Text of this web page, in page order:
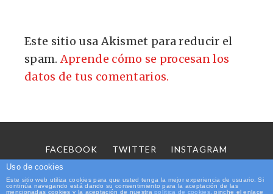
Este sitio usa Akismet para reducir el
spam.Aprende cómo se procesan los
datos de tus comentarios.
FACEBOOK TWITTER
INSTAGRAM
Uso de cookies
Este sitio web utiliza cookies para que usted tenga la mejor experiencia de usuario. Si
continúa navegando está dando su consentimiento para la aceptación de las
mencionadas cookies y la aceptación de nuestrapolítica de cookies, pinche el enlace